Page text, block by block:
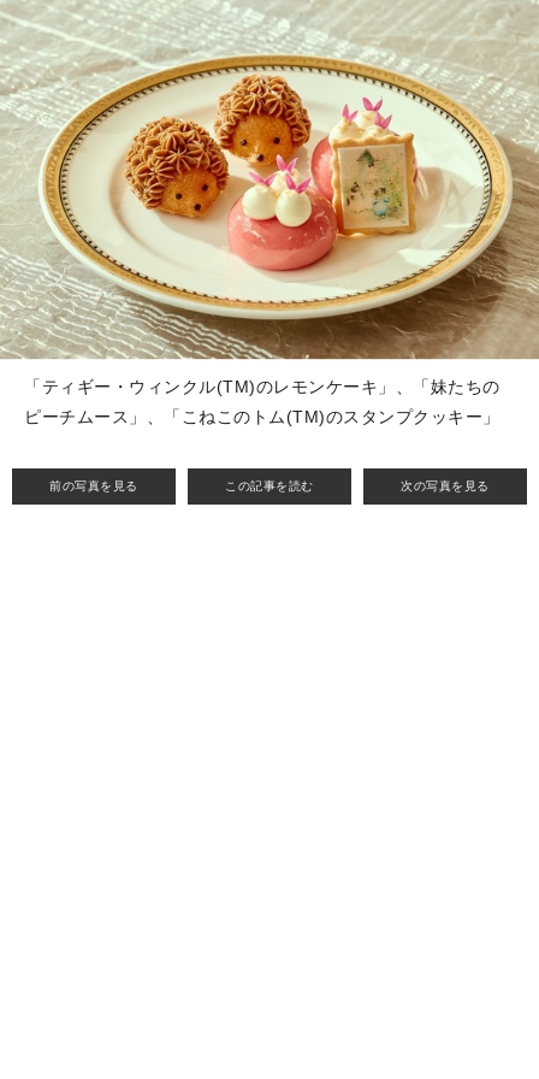
前の写真を見る この記事を読む 次の写真を見る
「ティギー・ウィンクル(TM)のレモンケーキ」、「妹たちの
ピーチムース」、「こねこのトム(TM)のスタンプクッキー」